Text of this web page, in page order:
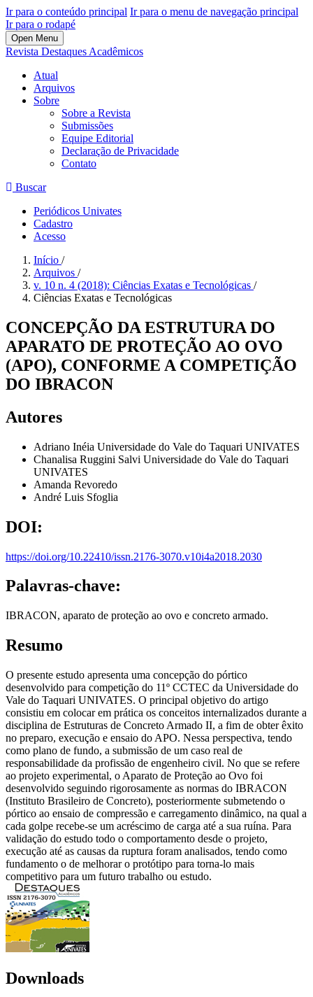
Ir para o conteúdo principal Ir para o menu de navegação principal
Ir para o rodapé
Open Menu
Revista Destaques Acadêmicos
Atual
Arquivos
Sobre
Sobre a Revista
Submissões
Equipe Editorial
Declaração de Privacidade
Contato
Buscar
Periódicos Univates
Cadastro
Acesso
Início /
Arquivos /
v. 10 n. 4 (2018): Ciências Exatas e Tecnológicas /
Ciências Exatas e Tecnológicas
CONCEPÇÃO DA ESTRUTURA DO
APARATO DE PROTEÇÃO AO OVO
(APO), CONFORME A COMPETIÇÃO
DO IBRACON
Autores
Adriano Inéia Universidade do Vale do Taquari UNIVATES
Chanalisa Ruggini Salvi Universidade do Vale do Taquari
UNIVATES
Amanda Revoredo
André Luis Sfoglia
DOI:
https://doi.org/10.22410/issn.2176-3070.v10i4a2018.2030
Palavras-chave:
IBRACON, aparato de proteção ao ovo e concreto armado.
Resumo
O presente estudo apresenta uma concepção do pórtico
desenvolvido para competição do 11º CCTEC da Universidade do
Vale do Taquari UNIVATES. O principal objetivo do artigo
consistiu em colocar em prática os conceitos internalizados durante a
disciplina de Estruturas de Concreto Armado II, a fim de obter êxito
no preparo, execução e ensaio do APO. Nessa perspectiva, tendo
como plano de fundo, a submissão de um caso real de
responsabilidade da profissão de engenheiro civil. No que se refere
ao projeto experimental, o Aparato de Proteção ao Ovo foi
desenvolvido seguindo rigorosamente as normas do IBRACON
(Instituto Brasileiro de Concreto), posteriormente submetendo o
pórtico ao ensaio de compressão e carregamento dinâmico, na qual a
cada golpe recebe-se um acréscimo de carga até a sua ruína. Para
validação do estudo todo o comportamento desde o projeto,
execução até as causas da ruptura foram analisados, tendo como
fundamento o de melhorar o protótipo para torna-lo mais
competitivo para um futuro trabalho ou estudo.
Downloads